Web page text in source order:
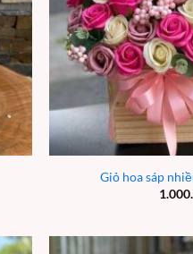
Giỏ hoa sáp